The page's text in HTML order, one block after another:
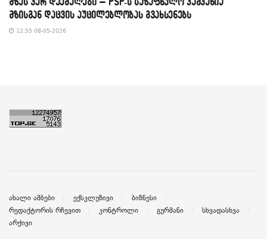
მზისგან დაცვის აუცილებლობას გვახსენებს
12:55 08-05-2026
ახალი ამბები ექსკლუზივი
ბიზნესი
რედაქტორის რჩევით
კონტროლი გურმანი
სხვადასხვა
არქივი